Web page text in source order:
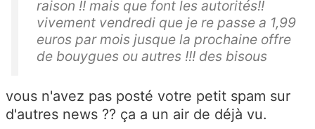
raison !! mais que font les autorités!!
vivement vendredi que je re passe a 1,99
euros par mois jusque la prochaine offre
de bouygues ou autres !!! des bisous
vous n'avez pas posté votre petit spam sur
d'autres news ?? ça a un air de déjà vu.